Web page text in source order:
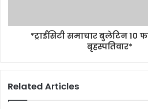
*ट्राईसिटी समाचार बुलेटिन 10
बृहस्पतिवार*
Related Articles